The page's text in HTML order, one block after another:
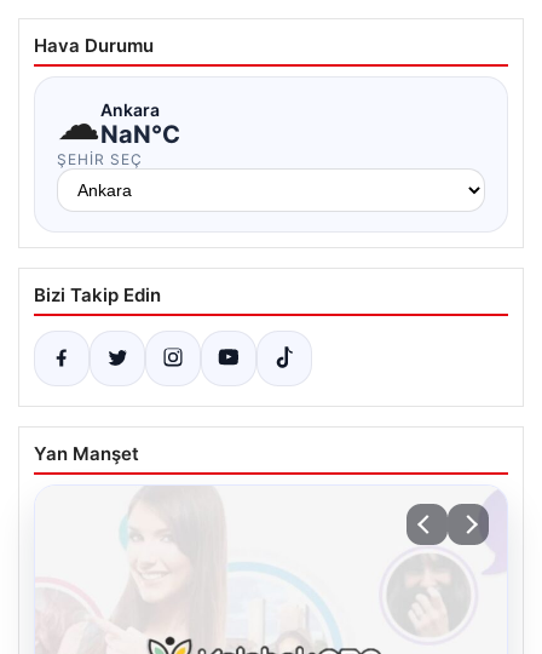
Hava Durumu
☁Ankara
NaN°C
ŞEHIR SEÇ
Bizi Takip Edin
Yan Manşet